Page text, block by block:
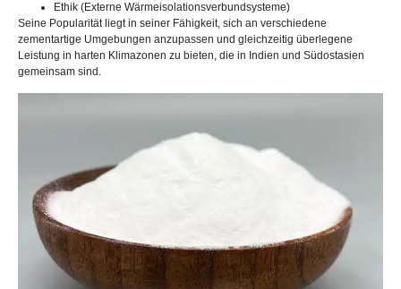
Ethik (Externe Wärmeisolationsverbundsysteme)
Seine Popularität liegt in seiner Fähigkeit, sich an verschiedene
zementartige Umgebungen anzupassen und gleichzeitig überlegene
Leistung in harten Klimazonen zu bieten, die in Indien und Südostasien
gemeinsam sind.